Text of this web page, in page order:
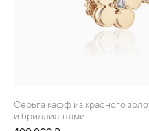
Серьга кафф из красного золота с перламутром
и бриллиантами